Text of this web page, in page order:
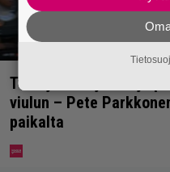
Tv-ohjelman juontaja
viulun – Pete
paikalta